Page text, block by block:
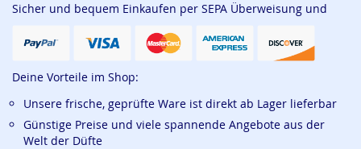
Sicher und bequem Einkaufen per SEPA Überweisung und
Deine Vorteile im Shop:
Unsere frische, geprüfte Ware ist direkt ab Lager lieferbar
Günstige Preise und viele spannende Angebote aus der
Welt der Düfte